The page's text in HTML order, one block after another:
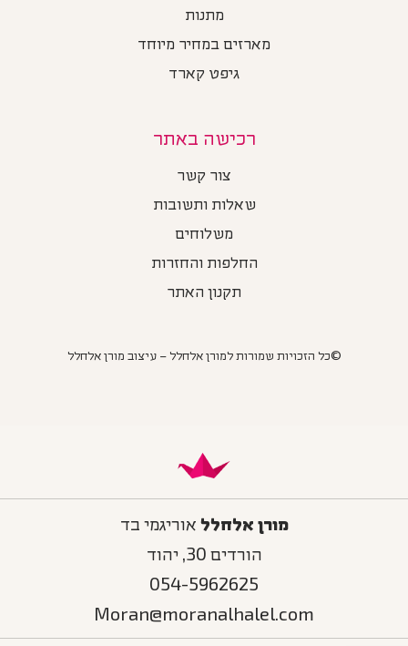
מתנות
מארזים במחיר מיוחד
גיפט קארד
רכישה באתר
צור קשר
שאלות ותשובות
משלוחים
החלפות והחזרות
תקנון האתר
©כל הזכויות שמורות למורן אלחלל – עיצוב מורן אלחלל
מורן אלחלל אוריגמי בד
הורדים 30, יהוד
054-5962625
Moran@moranalhalel.com